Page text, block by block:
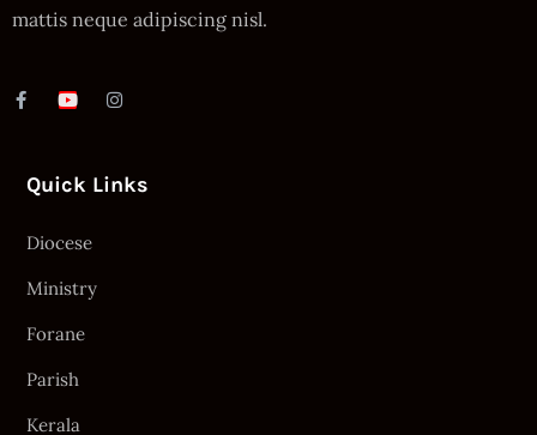
mattis neque adipiscing nisl.
Quick Links
Diocese
Ministry
Forane
Parish
Kerala